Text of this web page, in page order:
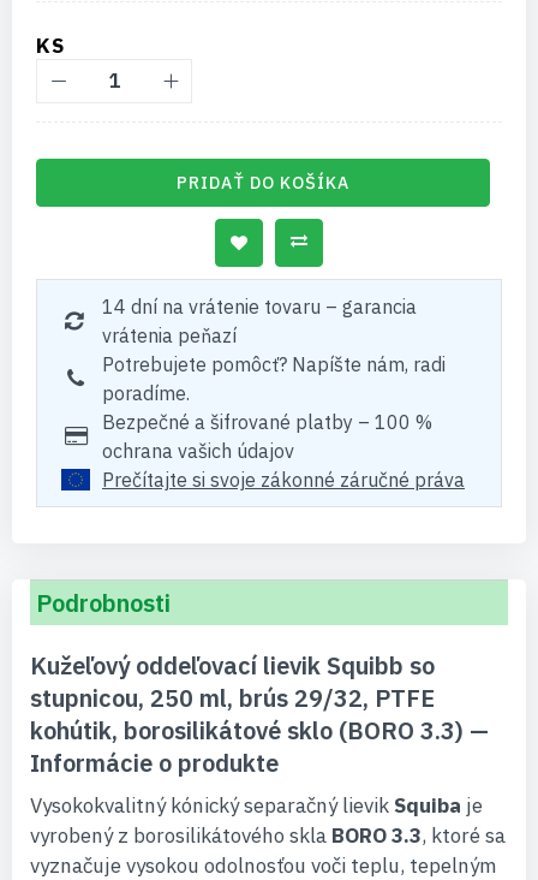
KS
PRIDAŤ DO KOŠÍKA
14 dní na vrátenie tovaru – garancia
vrátenia peňazí
Potrebujete pomôcť? Napíšte nám, radi
poradíme.
Bezpečné a šifrované platby – 100 %
ochrana vašich údajov
Prečítajte si svoje zákonné záručné práva
Podrobnosti
Kužeľový oddeľovací lievik Squibb so
stupnicou, 250 ml, brús 29/32, PTFE
kohútik, borosilikátové sklo (BORO 3.3) —
Informácie o produkte
Vysokokvalitný kónický separačný lievik Squiba je
vyrobený z borosilikátového skla BORO 3.3, ktoré sa
vyznačuje vysokou odolnosťou voči teplu, tepelným